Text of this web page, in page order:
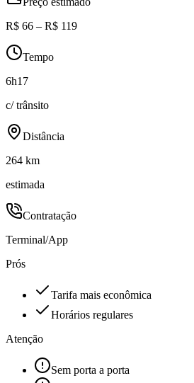
R$ 66 – R$ 119
Tempo
6h17
c/ trânsito
Distância
264 km
estimada
Contratação
Terminal/App
Prós
Tarifa mais econômica
Horários regulares
Atenção
Sem porta a porta